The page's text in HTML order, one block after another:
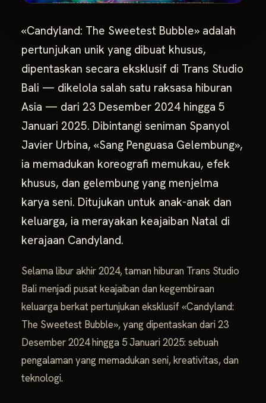
«Candyland: The Sweetest Bubble» adalah
pertunjukan unik yang dibuat khusus,
dipentaskan secara eksklusif di Trans Studio
Bali — dikelola salah satu raksasa hiburan
Asia — dari 23 Desember 2024 hingga 5
Januari 2025. Dibintangi seniman Spanyol
Javier Urbina, «Sang Penguasa Gelembung»,
ia memadukan koreografi memukau, efek
khusus, dan gelembung yang menjelma
karya seni. Ditujukan untuk anak-anak dan
keluarga, ia merayakan keajaiban Natal di
kerajaan Candyland.
Selama libur akhir 2024, taman hiburan Trans Studio
Bali menjadi pusat keajaiban dan kegembiraan
keluarga berkat pertunjukan eksklusif «Candyland:
The Sweetest Bubble», yang dipentaskan dari 23
Desember 2024 hingga 5 Januari 2025: sebuah
pengalaman yang memadukan seni, kreativitas, dan
teknologi.